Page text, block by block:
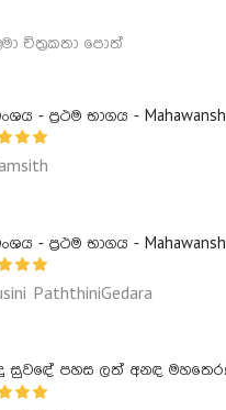
චිත්‍රකතා පොත්
- ප්‍රථම භාගය -
- ප්‍රථම භාගය -
PaththiniGedara